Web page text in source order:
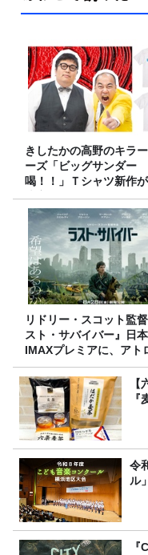
きしたかの高野のキラ
ーズ「ビッグサンダー
喝！！」Ｔシャツ新作
決定！
リドリー・スコット監
スト・サバイバー』日
IMAXプレミアに、アト
スナー60名をご招待！
令
ル